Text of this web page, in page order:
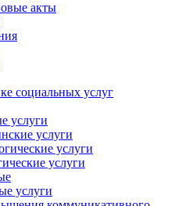
акты
социальных услуг
услуги
услуги
услуги
услуги
услуги